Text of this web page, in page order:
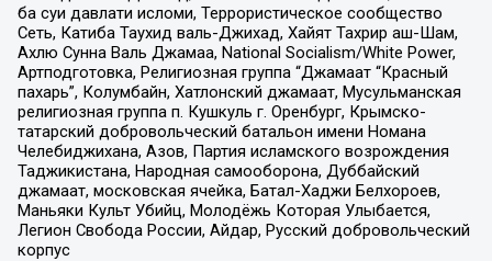
ба суи давлати исломи, Террористическое сообщество
Сеть, Катиба Таухид валь-Джихад, Хайят Тахрир аш-Шам,
Ахлю Сунна Валь Джамаа, National Socialism/White Power,
Артподготовка, Религиозная группа “Джамаат “Красный
пахарь”, Колумбайн, Хатлонский джамаат, Мусульманская
религиозная группа п. Кушкуль г. Оренбург, Крымско-
татарский добровольческий батальон имени Номана
Челебиджихана, Азов, Партия исламского возрождения
Таджикистана, Народная самооборона, Дуббайский
джамаат, московская ячейка, Батал-Хаджи Белхороев,
Маньяки Культ Убийц, Молодёжь Которая Улыбается,
Легион Свобода России, Айдар, Русский добровольческий
корпус